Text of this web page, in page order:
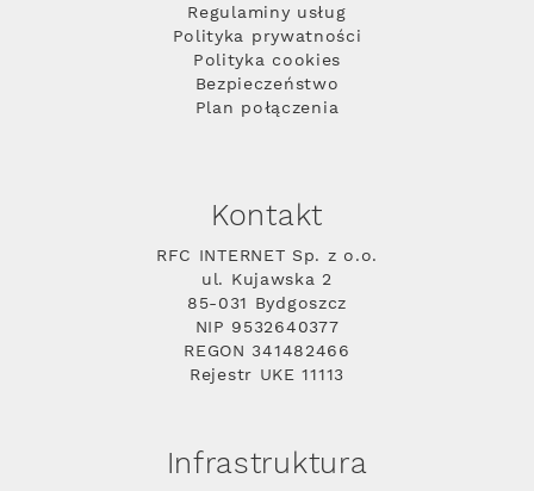
Regulaminy usług
Polityka prywatności
Polityka cookies
Bezpieczeństwo
Plan połączenia
Kontakt
RFC INTERNET Sp. z o.o.
ul. Kujawska 2
85-031 Bydgoszcz
NIP 9532640377
REGON 341482466
Rejestr UKE 11113
Infrastruktura